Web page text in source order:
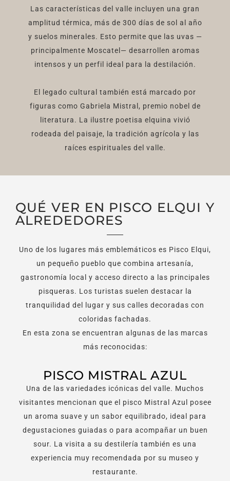
Las características del valle incluyen una gran
amplitud térmica, más de 300 días de sol al año
y suelos minerales. Esto permite que las uvas —
principalmente Moscatel— desarrollen aromas
intensos y un perfil ideal para la destilación.
El legado cultural también está marcado por
figuras como Gabriela Mistral, premio nobel de
literatura. La ilustre poetisa elquina vivió
rodeada del paisaje, la tradición agrícola y las
raíces espirituales del valle.
QUÉ VER EN PISCO ELQUI Y
ALREDEDORES
Uno de los lugares más emblemáticos es Pisco Elqui,
un pequeño pueblo que combina artesanía,
gastronomía local y acceso directo a las principales
pisqueras. Los turistas suelen destacar la
tranquilidad del lugar y sus calles decoradas con
coloridas fachadas.
En esta zona se encuentran algunas de las marcas
más reconocidas:
PISCO MISTRAL AZUL
Una de las variedades icónicas del valle. Muchos
visitantes mencionan que el pisco Mistral Azul posee
un aroma suave y un sabor equilibrado, ideal para
degustaciones guiadas o para acompañar un buen
sour. La visita a su destilería también es una
experiencia muy recomendada por su museo y
restaurante.